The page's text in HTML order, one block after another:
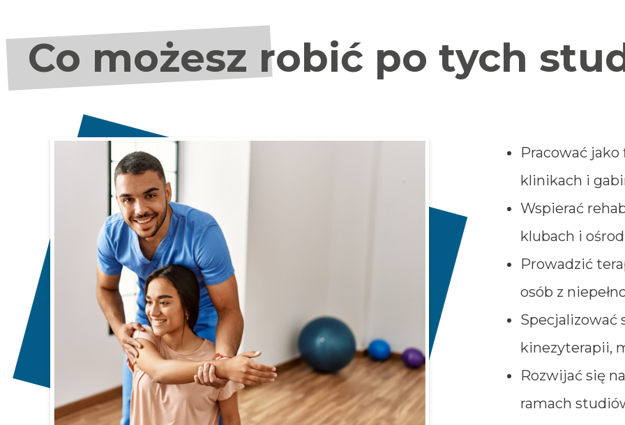
Co możesz robić po tych
Pracować
klinikach i
Wspierać
klubach i
Prowadzić
osób z
Specjalizować
kinezyterapii,
Rozwijać się
ramach